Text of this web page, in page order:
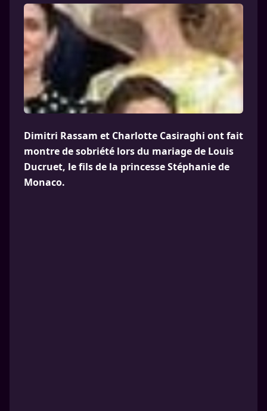
Dimitri Rassam et Charlotte Casiraghi ont fait
montre de sobriété lors du mariage de Louis
Ducruet, le fils de la princesse Stéphanie de
Monaco.